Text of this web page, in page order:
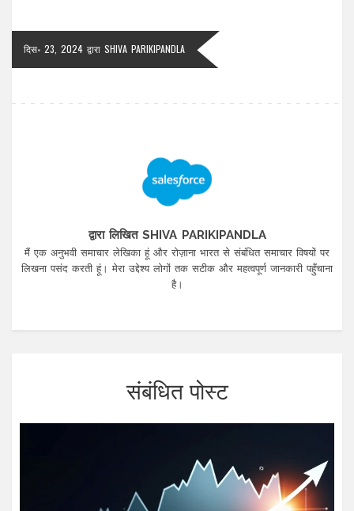
दिस॰ 23, 2024 द्वारा SHIVA PARIKIPANDLA
द्वारा लिखित SHIVA PARIKIPANDLA
मैं एक अनुभवी समाचार लेखिका हूं और रोज़ाना भारत से संबंधित समाचार विषयों पर
लिखना पसंद करती हूं। मेरा उद्देश्य लोगों तक सटीक और महत्वपूर्ण जानकारी पहुँचाना
है।
संबंधित पोस्ट